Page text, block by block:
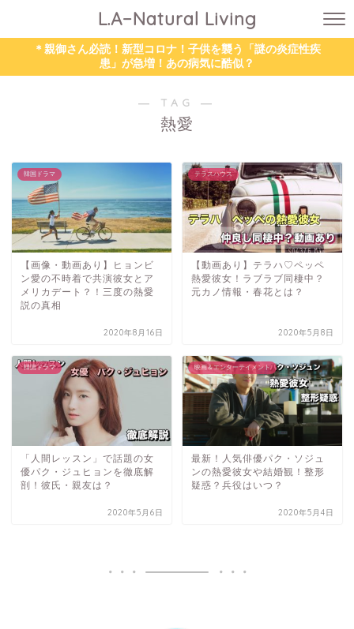
L.A−Natural Living
＊親御さん必読！新型コロナ！子供を襲う「謎の炎症性疾
患」が急増！あの病気に酷似？
― TAG ―
熱愛
韓国ドラマ
【画像・動画あり】ヒョンビ
ン愛の不時着で共演彼女とア
メリカデート？！三度の熱愛
説の真相
2020年8月16日
テラスハウス
【動画あり】テラハ♡ペッペ
熱愛彼女！ラブラブ同棲中？
元カノ情報・春花とは？
2020年5月8日
韓国ドラマ
「人間レッスン」で話題の女
優パク・ジュヒョンを徹底解
剖！彼氏・親友は？
2020年5月6日
映画＆エンターテイメント
最新！人気俳優パク・ソジュ
ンの熱愛彼女や結婚観！整形
疑惑？兵役はいつ？
2020年5月4日